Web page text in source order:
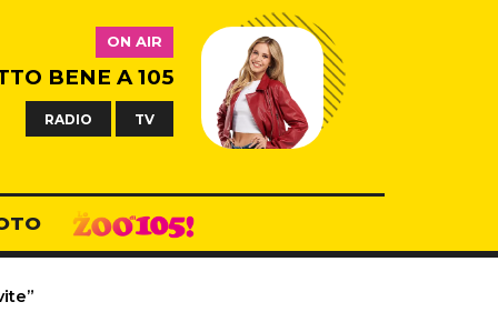
ON AIR
BENE A 105
RADIO TV